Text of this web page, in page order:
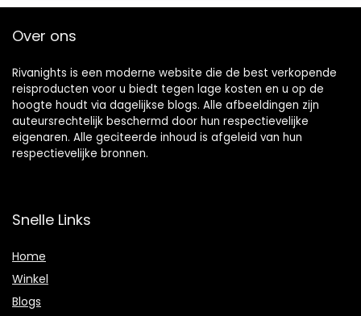
Over ons
Rivanights is een moderne website die de best verkopende
reisproducten voor u biedt tegen lage kosten en u op de
hoogte houdt via dagelijkse blogs. Alle afbeeldingen zijn
auteursrechtelijk beschermd door hun respectievelijke
eigenaren. Alle geciteerde inhoud is afgeleid van hun
respectievelijke bronnen.
Snelle Links
Home
Winkel
Blogs